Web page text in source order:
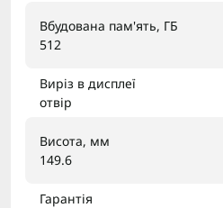
Вбудована пам'ять, ГБ
512
Виріз в дисплеї
отвір
Висота, мм
149.6
Гарантія